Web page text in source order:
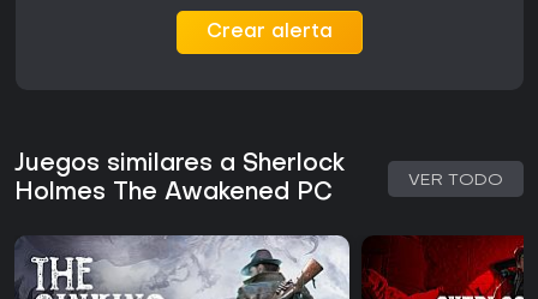
Crear alerta
Juegos similares a Sherlock
Holmes The Awakened PC
VER TODO